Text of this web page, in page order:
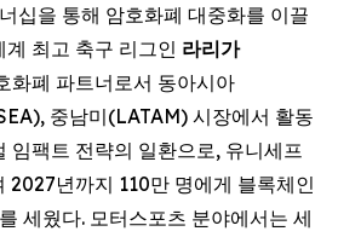
십을 통해 암호화폐 대중화를 이끌
계 최고 축구 리그인 라리가
화폐 파트너로서 동아시아
중남미(LATAM) 시장에서 활동
임팩트 전략의 일환으로, 유니세프
2027년까지 110만 명에게 블록체인
세웠다. 모터스포츠 분야에서는 세